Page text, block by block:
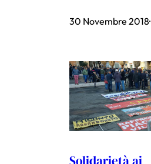
30 Novembre 2018·